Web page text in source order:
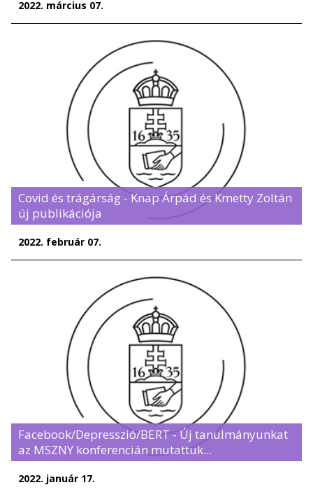
2022. március 07.
Covid és trágárság - Knap Árpád és Kmetty Zoltán
új publikációja
2022. február 07.
Facebook/Depresszió/BERT - Új tanulmányunkat
az MSZNY konferencián mutattuk...
2022. január 17.